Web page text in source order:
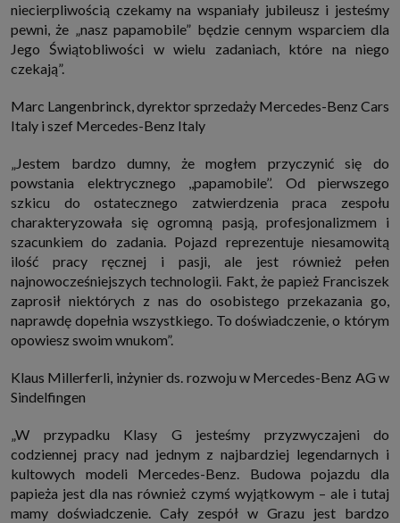
niecierpliwością czekamy na wspaniały jubileusz i jesteśmy
pewni, że „nasz papamobile” będzie cennym wsparciem dla
Jego Świątobliwości w wielu zadaniach, które na niego
czekają”.
Marc Langenbrinck, dyrektor sprzedaży Mercedes-Benz Cars
Italy i szef Mercedes-Benz Italy
„Jestem bardzo dumny, że mogłem przyczynić się do
powstania elektrycznego ,,papamobile’’. Od pierwszego
szkicu do ostatecznego zatwierdzenia praca zespołu
charakteryzowała się ogromną pasją, profesjonalizmem i
szacunkiem do zadania. Pojazd reprezentuje niesamowitą
ilość pracy ręcznej i pasji, ale jest również pełen
najnowocześniejszych technologii. Fakt, że papież Franciszek
zaprosił niektórych z nas do osobistego przekazania go,
naprawdę dopełnia wszystkiego. To doświadczenie, o którym
opowiesz swoim wnukom”.
Klaus Millerferli, inżynier ds. rozwoju w Mercedes-Benz AG w
Sindelfingen
„W przypadku Klasy G jesteśmy przyzwyczajeni do
codziennej pracy nad jednym z najbardziej legendarnych i
kultowych modeli Mercedes-Benz. Budowa pojazdu dla
papieża jest dla nas również czymś wyjątkowym – ale i tutaj
mamy doświadczenie. Cały zespół w Grazu jest bardzo